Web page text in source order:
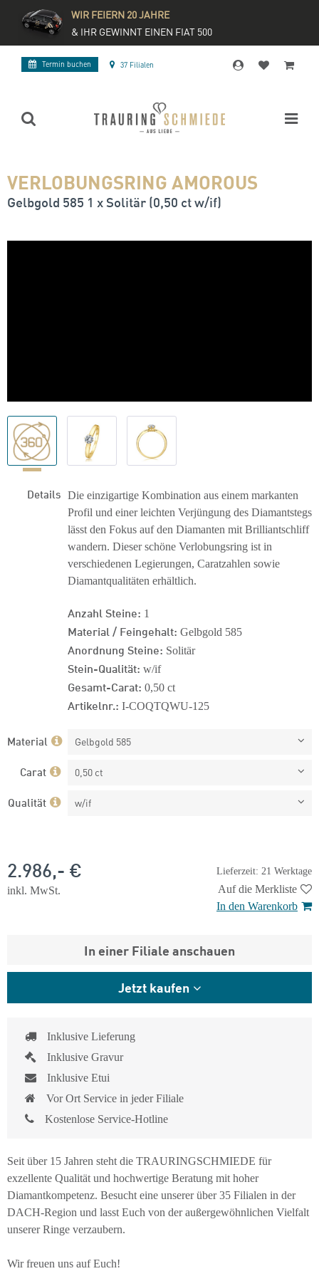
WIR FEIERN 20 JAHRE
& IHR GEWINNT EINEN FIAT 500
Termin buchen 37 Filialen
VERLOBUNGSRING AMOROUS
Gelbgold 585 1 x Solitär (0,50 ct w/if)
Details Die einzigartige Kombination aus einem markanten
Profil und einer leichten Verjüngung des Diamantstegs
lässt den Fokus auf den Diamanten mit Brilliantschliff
wandern. Dieser schöne Verlobungsring ist in
verschiedenen Legierungen, Caratzahlen sowie
Diamantqualitäten erhältlich.
Anzahl Steine: 1
Material / Feingehalt: Gelbgold 585
Anordnung Steine: Solitär
Stein-Qualität: w/if
Gesamt-Carat: 0,50 ct
Artikelnr.: I-COQTQWU-125
Material Gelbgold 585
Carat 0,50 ct
Qualität w/if
Lieferzeit: 21 Werktage
2.986,- €
inkl. MwSt.
Auf die Merkliste
In den Warenkorb
In einer Filiale anschauen
Jetzt kaufen
Inklusive Lieferung
Inklusive Gravur
Inklusive Etui
Vor Ort Service in jeder Filiale
Kostenlose Service-Hotline
Seit über 15 Jahren steht die TRAURINGSCHMIEDE für
exzellente Qualität und hochwertige Beratung mit hoher
Diamantkompetenz. Besucht eine unserer über 35 Filialen in der
DACH-Region und lasst Euch von der außergewöhnlichen Vielfalt
unserer Ringe verzaubern.
Wir freuen uns auf Euch!